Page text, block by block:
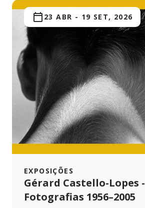
EXPOSIÇÕES
Gérard Castello-Lopes -
Fotografias 1956–2005
23 ABR - 19 SET, 2026